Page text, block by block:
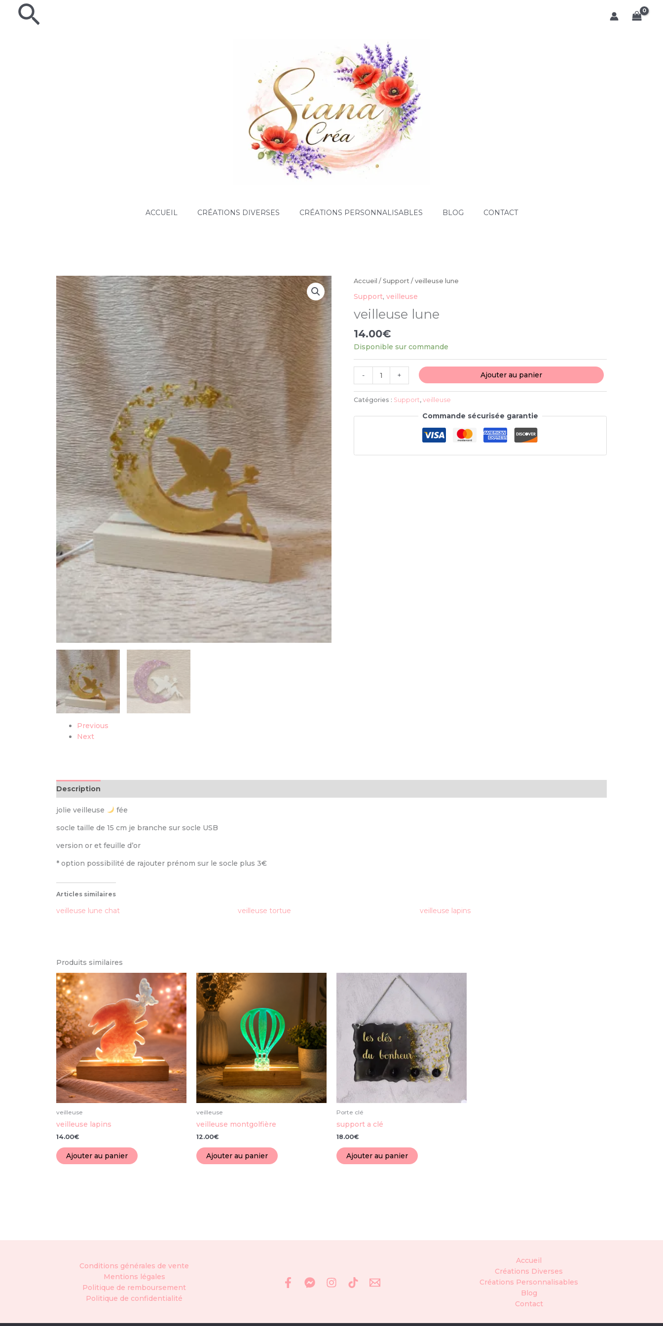
Rechercher
ACCUEIL CRÉATIONS DIVERSES CRÉATIONS PERSONNALISABLES BLOG CONTACT
Previous
Next
Accueil / Support/ veilleuse lune
Support, veilleuse
veilleuse lune
14.00€
Disponible sur commande
-
quantité
veilleuse
lune
+ Ajouter au panier
Catégories : Support, veilleuse
Commande sécurisée garantie
Description
jolie veilleuse
fée
socle taille de 15 cm je branche sur socle USB
version or et feuille d’or
* option possibilité de rajouter prénom sur le socle plus 3€
Articles similaires
veilleuse lune chat veilleuse tortue veilleuse lapins
Produits similaires
veilleuse
veilleuse lapins
14.00€
Ajouter au panier
veilleuse
veilleuse montgolfière
12.00€
Ajouter au panier
Porte clé
support a clé
18.00€
Ajouter au panier
Conditions générales de vente
Mentions légales
Politique de remboursement
Politique de confidentialité
Accueil
Créations Diverses
Créations Personnalisables
Blog
Contact